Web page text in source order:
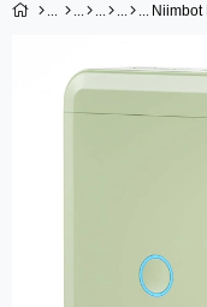
Niimbot